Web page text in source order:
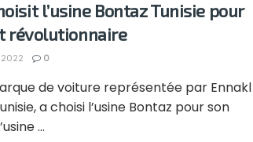
l’usine Bontaz Tunisie pour
révolutionnaire
0
de voiture représentée par Ennakl
a choisi l’usine Bontaz pour son
...